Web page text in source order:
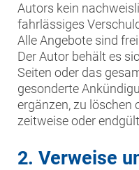
Autors kein
fahrlässiges
Alle Angebote sind
Der Autor behält es
Seiten oder das
gesonderte
ergänzen, zu löschen
zeitweise oder
2. Verweise